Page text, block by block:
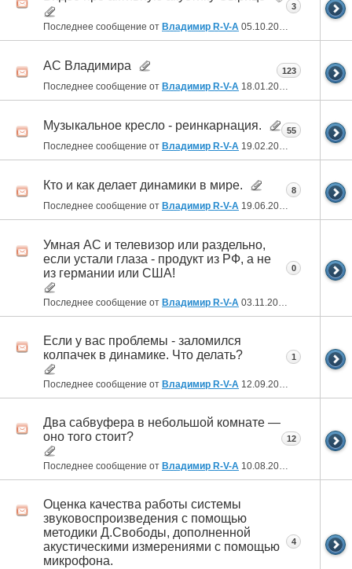
Последнее сообщение от Владимир R-V-A 05.10.2025
3
АС Владимира
Последнее сообщение от Владимир R-V-A 18.01.2025
123
Музыкальное кресло - реинкарнация.
Последнее сообщение от Владимир R-V-A 19.02.2024
55
Кто и как делает динамики в мире.
Последнее сообщение от Владимир R-V-A 19.06.2023
8
Умная АС и телевизор или раздельно,
если устали глаза - продукт из РФ, а не
из германии или США!
Последнее сообщение от Владимир R-V-A 03.11.2022
0
Если у вас проблемы - заломился
колпачек в динамике. Что делать?
Последнее сообщение от Владимир R-V-A 12.09.2022
1
Два сабвуфера в небольшой комнате —
оно того стоит?
Последнее сообщение от Владимир R-V-A 10.08.2022
12
Оценка качества работы системы
звуковоспроизведения с помощью
методики Д.Свободы, дополненной
акустическими измерениями с помощью
микрофона.
4